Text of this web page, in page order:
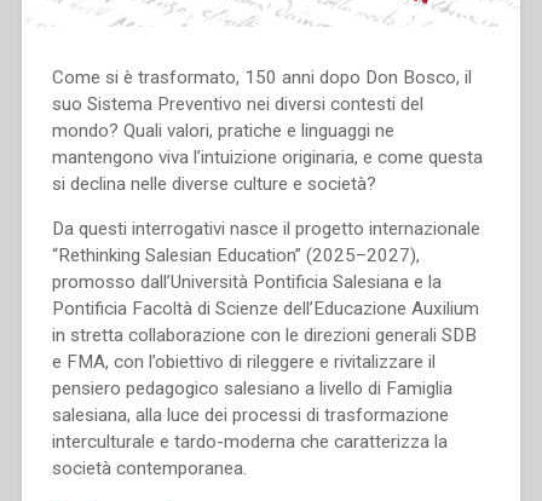
Come si è trasformato, 150 anni dopo Don Bosco, il
suo Sistema Preventivo nei diversi contesti del
mondo? Quali valori, pratiche e linguaggi ne
mantengono viva l’intuizione originaria, e come questa
si declina nelle diverse culture e società?
Da questi interrogativi nasce il progetto internazionale
“Rethinking Salesian Education” (2025–2027),
promosso dall’Università Pontificia Salesiana e la
Pontificia Facoltà di Scienze dell’Educazione Auxilium
in stretta collaborazione con le direzioni generali SDB
e FMA, con l’obiettivo di rileggere e rivitalizzare il
pensiero pedagogico salesiano a livello di Famiglia
salesiana, alla luce dei processi di trasformazione
interculturale e tardo-moderna che caratterizza la
società contemporanea.